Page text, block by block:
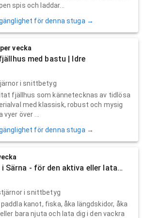
spis och laddar...
för denna stuga →
vecka
med bastu | Idre
i snittbetyg
fjällhus som kännetecknas av tidlösa
med klassisk, robust och mysig
över ...
för denna stuga →
Särna - för den aktiva eller lata…
i snittbetyg
paddla kanot, fiska, åka längdskidor, åka
bara njuta och lata dig i den vackra